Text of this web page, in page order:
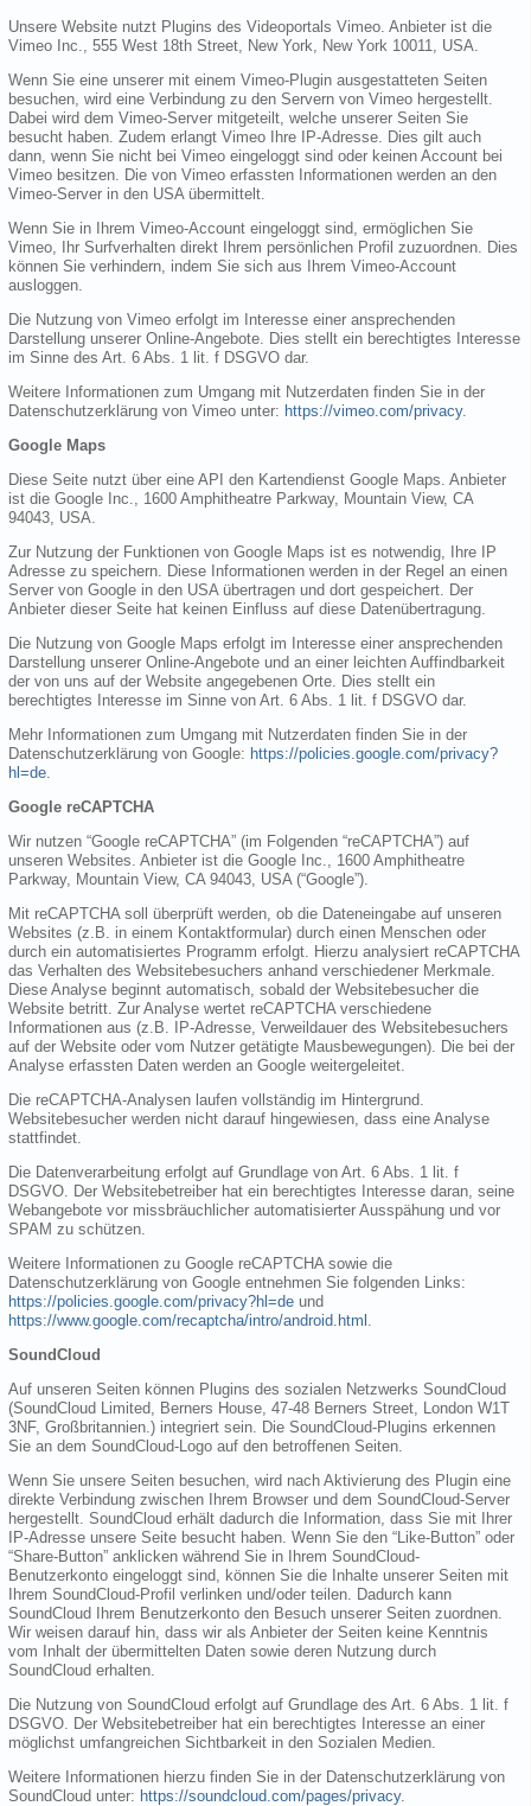
Unsere Website nutzt Plugins des Videoportals Vimeo. Anbieter ist die
Vimeo Inc., 555 West 18th Street, New York, New York 10011, USA.
Wenn Sie eine unserer mit einem Vimeo-Plugin ausgestatteten Seiten
besuchen, wird eine Verbindung zu den Servern von Vimeo hergestellt.
Dabei wird dem Vimeo-Server mitgeteilt, welche unserer Seiten Sie
besucht haben. Zudem erlangt Vimeo Ihre IP-Adresse. Dies gilt auch
dann, wenn Sie nicht bei Vimeo eingeloggt sind oder keinen Account bei
Vimeo besitzen. Die von Vimeo erfassten Informationen werden an den
Vimeo-Server in den USA übermittelt.
Wenn Sie in Ihrem Vimeo-Account eingeloggt sind, ermöglichen Sie
Vimeo, Ihr Surfverhalten direkt Ihrem persönlichen Profil zuzuordnen. Dies
können Sie verhindern, indem Sie sich aus Ihrem Vimeo-Account
ausloggen.
Die Nutzung von Vimeo erfolgt im Interesse einer ansprechenden
Darstellung unserer Online-Angebote. Dies stellt ein berechtigtes Interesse
im Sinne des Art. 6 Abs. 1 lit. f DSGVO dar.
Weitere Informationen zum Umgang mit Nutzerdaten finden Sie in der
Datenschutzerklärung von Vimeo unter: https://vimeo.com/privacy.
Google Maps
Diese Seite nutzt über eine API den Kartendienst Google Maps. Anbieter
ist die Google Inc., 1600 Amphitheatre Parkway, Mountain View, CA
94043, USA.
Zur Nutzung der Funktionen von Google Maps ist es notwendig, Ihre IP
Adresse zu speichern. Diese Informationen werden in der Regel an einen
Server von Google in den USA übertragen und dort gespeichert. Der
Anbieter dieser Seite hat keinen Einfluss auf diese Datenübertragung.
Die Nutzung von Google Maps erfolgt im Interesse einer ansprechenden
Darstellung unserer Online-Angebote und an einer leichten Auffindbarkeit
der von uns auf der Website angegebenen Orte. Dies stellt ein
berechtigtes Interesse im Sinne von Art. 6 Abs. 1 lit. f DSGVO dar.
Mehr Informationen zum Umgang mit Nutzerdaten finden Sie in der
Datenschutzerklärung von Google: https://policies.google.com/privacy?
hl=de
Google reCAPTCHA
Wir nutzen “Google reCAPTCHA” (im Folgenden “reCAPTCHA”) auf
unseren Websites. Anbieter ist die Google Inc., 1600 Amphitheatre
Parkway, Mountain View, CA 94043, USA (“Google”).
Mit reCAPTCHA soll überprüft werden, ob die Dateneingabe auf unseren
Websites (z.B. in einem Kontaktformular) durch einen Menschen oder
durch ein automatisiertes Programm erfolgt. Hierzu analysiert reCAPTCHA
das Verhalten des Websitebesuchers anhand verschiedener Merkmale.
Diese Analyse beginnt automatisch, sobald der Websitebesucher die
Website betritt. Zur Analyse wertet reCAPTCHA verschiedene
Informationen aus (z.B. IP-Adresse, Verweildauer des Websitebesuchers
auf der Website oder vom Nutzer getätigte Mausbewegungen). Die bei der
Analyse erfassten Daten werden an Google weitergeleitet.
Die reCAPTCHA-Analysen laufen vollständig im Hintergrund.
Websitebesucher werden nicht darauf hingewiesen, dass eine Analyse
stattfindet.
Die Datenverarbeitung erfolgt auf Grundlage von Art. 6 Abs. 1 lit. f
DSGVO. Der Websitebetreiber hat ein berechtigtes Interesse daran, seine
Webangebote vor missbräuchlicher automatisierter Ausspähung und vor
SPAM zu schützen.
Weitere Informationen zu Google reCAPTCHA sowie die
Datenschutzerklärung von Google entnehmen Sie folgenden Links:
https://policies.google.com/privacy?hl=de und
https://www.google.com/recaptcha/intro/android.html
SoundCloud
Auf unseren Seiten können Plugins des sozialen Netzwerks SoundCloud
(SoundCloud Limited, Berners House, 47-48 Berners Street, London W1T
3NF, Großbritannien.) integriert sein. Die SoundCloud-Plugins erkennen
Sie an dem SoundCloud-Logo auf den betroffenen Seiten.
Wenn Sie unsere Seiten besuchen, wird nach Aktivierung des Plugin eine
direkte Verbindung zwischen Ihrem Browser und dem SoundCloud-Server
hergestellt. SoundCloud erhält dadurch die Information, dass Sie mit Ihrer
IP-Adresse unsere Seite besucht haben. Wenn Sie den “Like-Button” oder
“Share-Button” anklicken während Sie in Ihrem SoundCloud-
Benutzerkonto eingeloggt sind, können Sie die Inhalte unserer Seiten mit
Ihrem SoundCloud-Profil verlinken und/oder teilen. Dadurch kann
SoundCloud Ihrem Benutzerkonto den Besuch unserer Seiten zuordnen.
Wir weisen darauf hin, dass wir als Anbieter der Seiten keine Kenntnis
vom Inhalt der übermittelten Daten sowie deren Nutzung durch
SoundCloud erhalten.
Die Nutzung von SoundCloud erfolgt auf Grundlage des Art. 6 Abs. 1 lit. f
DSGVO. Der Websitebetreiber hat ein berechtigtes Interesse an einer
möglichst umfangreichen Sichtbarkeit in den Sozialen Medien.
Weitere Informationen hierzu finden Sie in der Datenschutzerklärung von
SoundCloud unter: https://soundcloud.com/pages/privacy.